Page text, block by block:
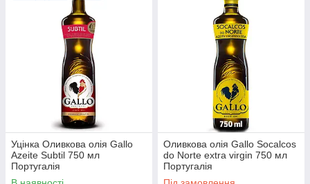
Уцінка Оливкова олія Gallo
Azeite Subtil 750 мл
Португалія
Оливкова олія Gallo Socalcos
do Norte extra virgin 750 мл
Португалія